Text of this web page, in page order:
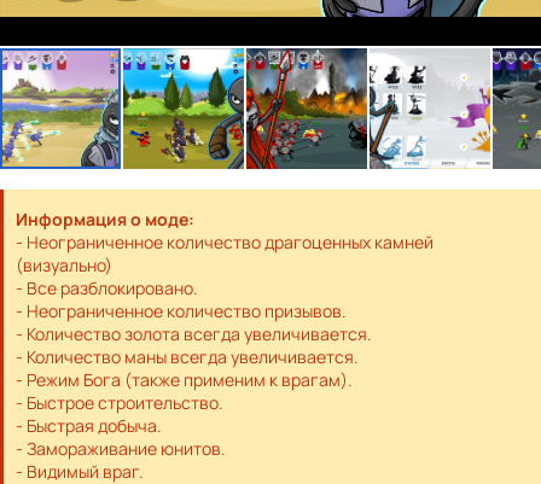
Информация о моде:
- Неограниченное количество драгоценных камней
(визуально)
- Все разблокировано.
- Неограниченное количество призывов.
- Количество золота всегда увеличивается.
- Количество маны всегда увеличивается.
- Режим Бога (также применим к врагам).
- Быстрое строительство.
- Быстрая добыча.
- Замораживание юнитов.
- Видимый враг.